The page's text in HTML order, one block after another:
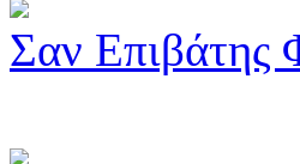
Σαν Επιβάτης